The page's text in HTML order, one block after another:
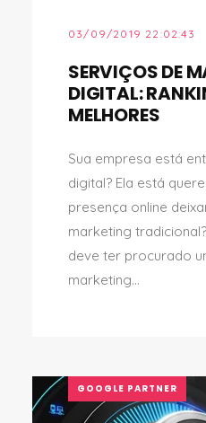
03/09/2019 22:02:43
SERVIÇOS DE
DIGITAL:
MELHORES
Sua empresa está
digital? Ela está
presença online
marketing
deve ter procurado
marketing...
GOOGLE PARTNER